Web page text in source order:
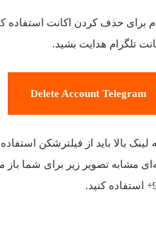
حذف کردن اکانت استفاده
تلگرام هدایت بشید.
Delete Account Telegram
لینک بالا باید از فیلترشکن
مشابه تصویر زیر برای شما